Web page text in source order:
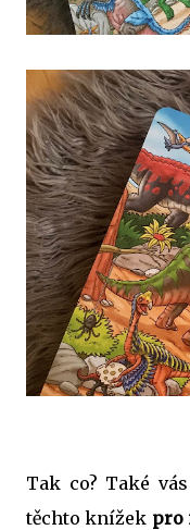
Tak co? Také
těchto knížek pro